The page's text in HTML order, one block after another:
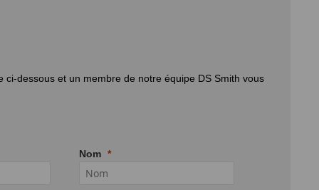
ci-dessous et un membre de notre équipe DS Smith vous
Nom